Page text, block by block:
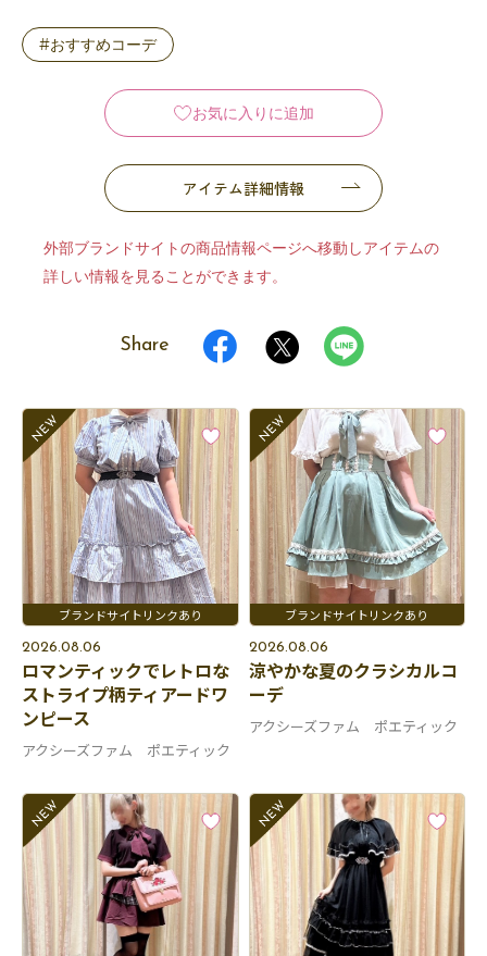
#おすすめコーデ
お気に入りに追加
アイテム詳細情報
外部ブランドサイトの商品情報ページへ移動しアイテムの
詳しい情報を見ることができます。
Share
2026.08.06
ロマンティックでレトロな
ストライプ柄ティアードワ
ンピース
アクシーズファム ポエティック
2026.08.06
涼やかな夏のクラシカルコ
ーデ
アクシーズファム ポエティック